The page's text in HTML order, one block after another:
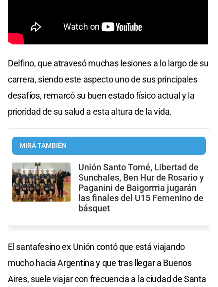
Delfino, que atravesó muchas lesiones a lo largo de su
carrera, siendo este aspecto uno de sus principales
desafíos, remarcó su buen estado físico actual y la
prioridad de su salud a esta altura de la vida.
MIRÁ TAMBIÉN
Unión Santo Tomé, Libertad de
Sunchales, Ben Hur de Rosario y
Paganini de Baigorrria jugarán
las finales del U15 Femenino de
básquet
El santafesino ex Unión contó que está viajando
mucho hacia Argentina y que tras llegar a Buenos
Aires, suele viajar con frecuencia a la ciudad de Santa